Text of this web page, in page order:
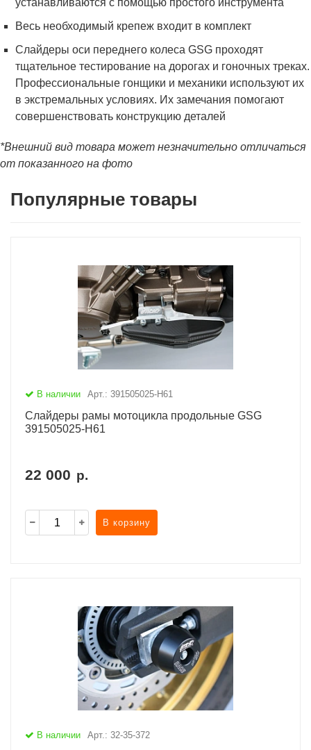
устанавливаются с помощью простого инструмента
Весь необходимый крепеж входит в комплект
Слайдеры оси переднего колеса GSG проходят
тщательное тестирование на дорогах и гоночных треках.
Профессиональные гонщики и механики используют их
в экстремальных условиях. Их замечания помогают
совершенствовать конструкцию деталей
*Внешний вид товара может незначительно отличаться
от показанного на фото
Популярные товары
В наличии Арт.: 391505025-H61
Слайдеры рамы мотоцикла продольные GSG
391505025-H61
22 000 р.
В корзину
В наличии Арт.: 32-35-372